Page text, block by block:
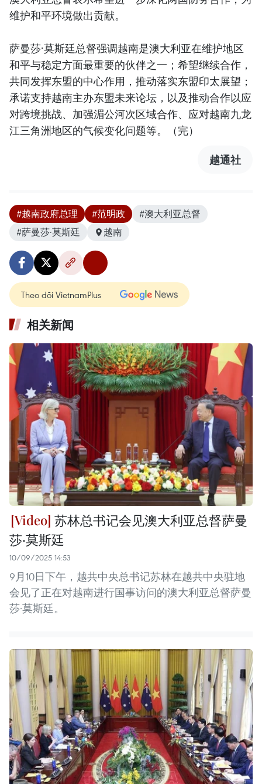
维护和平环境做出贡献。
萨曼莎·莫斯廷总督强调越南是澳大利亚在维护地区
和平与稳定方面最重要的伙伴之一；希望继续合作，
共同发挥东盟的中心作用，推动落实东盟印太展望；
承诺支持越南主办东盟未来论坛，以及推动合作以应
对跨境挑战、加强湄公河次区域合作、应对越南九龙
江三角洲地区的气候变化问题等。（完）
越通社
#越南政府总理 #范明政
#澳大利亚总督
#萨曼莎·莫斯廷
越南
Theo dõi VietnamPlus
相关新闻
苏林总书记会见澳大利亚总督萨曼
莎·莫斯廷
10/09/2025 14:53
9月10日下午，越共中央总书记苏林在越共中央驻地
会见了正在对越南进行国事访问的澳大利亚总督萨曼
莎·莫斯廷。